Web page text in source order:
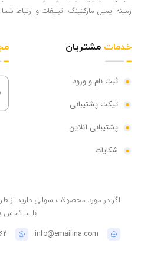
زمینه ایمیل مارکتینگ تبلیغات و ارتباط
خدماتمشتریان
ثبت نام و ورود
تیکت پشتیبانی
پشتیبانی آنلاین
شکایات
اگر در مورد محصولات سوالی دارید از
با ما تماس
info@emailina.com